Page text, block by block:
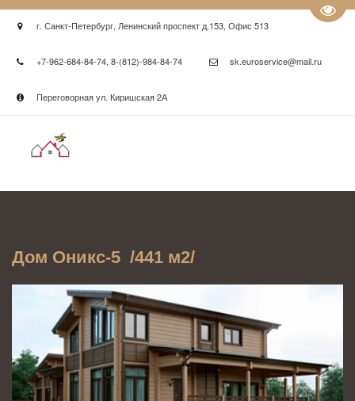
г. Санкт-Петербург, Ленинский проспект д.153, Офис 513
+7-962-684-84-74, 8-(812)-984-84-74 sk.euroservice@mail.ru
Переговорная ул. Киришская 2А
Дом Оникс-5  /441 м2/